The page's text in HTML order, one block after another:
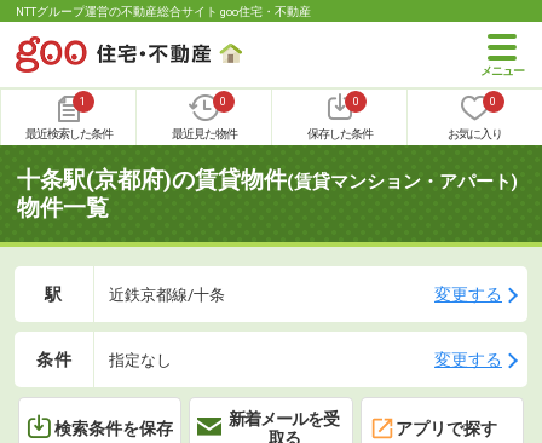
NTTグループ運営の不動産総合サイト goo住宅・不動産
1
最近検索した条件
0
最近見た物件
0
保存した条件
0
お気に入り
十条駅(京都府)の賃貸物件(賃貸マンション・アパート)
物件一覧
駅 近鉄京都線/十条 変更する
条件 指定なし 変更する
検索条件を保存
新着メールを受
取る
アプリで探す